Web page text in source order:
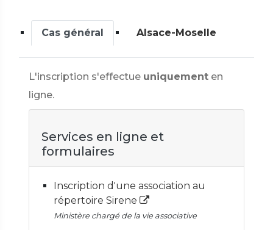
Cas général Alsace-Moselle
L'inscription s'effectue uniquement en
ligne.
Services en ligne et
formulaires
Inscription d'une association au
répertoire Sirene
Ministère chargé de la vie associative